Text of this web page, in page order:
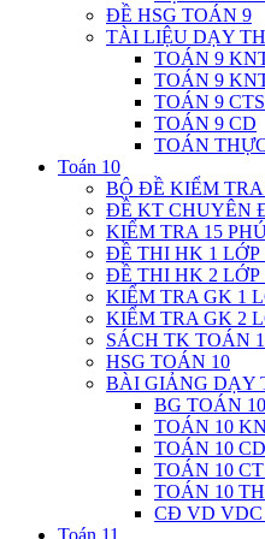
ĐỀ HSG TOÁN 9
TÀI LIỆU DẠY
TOÁN 9
TOÁN 9
TOÁN 9
TOÁN 9 CD
TOÁN
Toán 10
BỘ ĐỀ KIỂM
ĐỀ KT CHUYÊN
KIỂM TRA 15
ĐỀ THI HK 1 LỚP
ĐỀ THI HK 2 LỚP
KIỂM TRA GK 1
KIỂM TRA GK 2
SÁCH TK TOÁN
HSG TOÁN 10
BÀI GIẢNG DẠY
BG TOÁN
TOÁN 10
TOÁN 10 CD
TOÁN 10
TOÁN 10
CĐ VD VDC
Toán 11